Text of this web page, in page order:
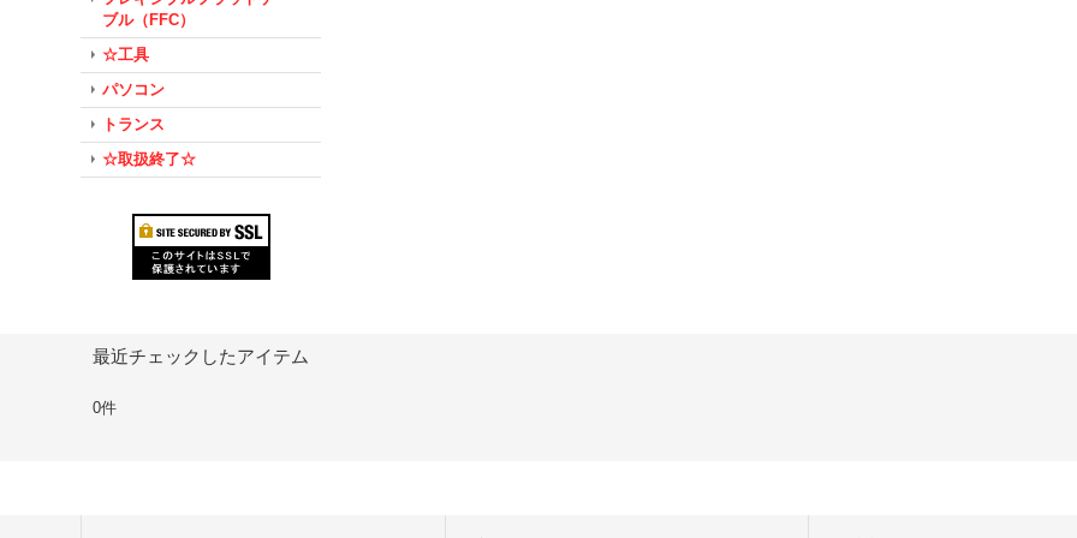
ブル（FFC）
☆工具
パソコン
トランス
☆取扱終了☆
最近チェックしたアイテム
0件